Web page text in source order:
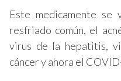
Este medicamente se
resfriado común, el
virus de la hepatitis,
cáncer y ahora el